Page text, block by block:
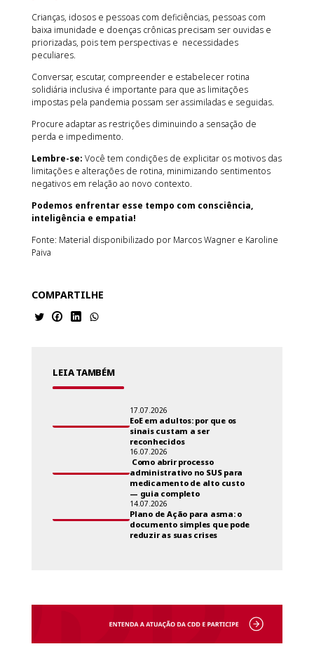
Crianças, idosos e pessoas com deficiências, pessoas com
baixa imunidade e doenças crônicas precisam ser ouvidas e
priorizadas, pois tem perspectivas e necessidades
peculiares.
Conversar, escutar, compreender e estabelecer rotina
solidiária inclusiva é importante para que as limitações
impostas pela pandemia possam ser assimiladas e seguidas.
Procure adaptar as restrições diminuindo a sensação de
perda e impedimento.
Lembre-se: Você tem condições de explicitar os motivos das
limitações e alterações de rotina, minimizando sentimentos
negativos em relação ao novo contexto.
Podemos enfrentar esse tempo com consciência,
inteligência e empatia!
Fonte: Material disponibilizado por Marcos Wagner e Karoline
Paiva
COMPARTILHE
LEIA TAMBÉM
17.07.2026
EoE em adultos: por que os
sinais custam a ser
reconhecidos
16.07.2026
Como abrir processo
administrativo no SUS para
medicamento de alto custo
— guia completo
14.07.2026
Plano de Ação para asma: o
documento simples que pode
reduzir as suas crises